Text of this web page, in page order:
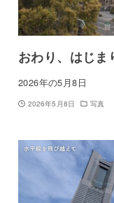
おわり、はじま
2026年の5月8日
2026年5月8日 写真